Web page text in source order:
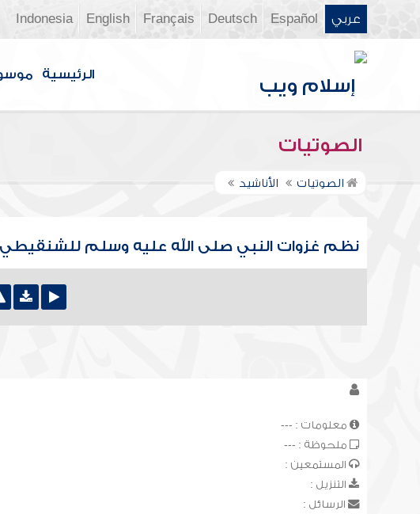
عربي Español
Deutsch
Français
English
Indonesia
الرئيسية
الصوتيات
الصوتيات الأناشيد
نظم غزوات النبي صلى الله عليه وسلم للشنقيطي
معلومات : ---
ملحوظة : ---
المستمعين :
التنزيل :
الرسائل :